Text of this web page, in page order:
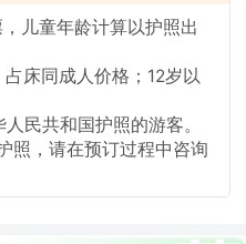
儿童年龄计算以护照出
床同成人价格；12岁以
民共和国护照的游客。
照，请在预订过程中咨询